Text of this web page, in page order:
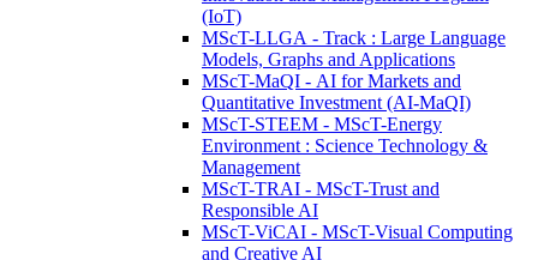
(IoT)
MScT-LLGA - Track : Large Language
Models, Graphs and Applications
MScT-MaQI - AI for Markets and
Quantitative Investment (AI-MaQI)
MScT-STEEM - MScT-Energy
Environment : Science Technology &
Management
MScT-TRAI - MScT-Trust and
Responsible AI
MScT-ViCAI - MScT-Visual Computing
and Creative AI